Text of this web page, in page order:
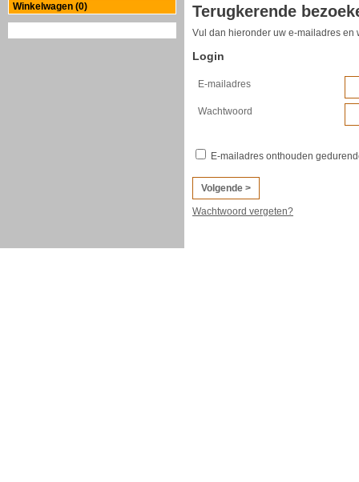
Terugkerende
Vul dan hieronder uw e-mailadres en
Login
E-mailadres
Wachtwoord
E-mailadres onthouden
Wachtwoord vergeten?
Winkelwagen (0)